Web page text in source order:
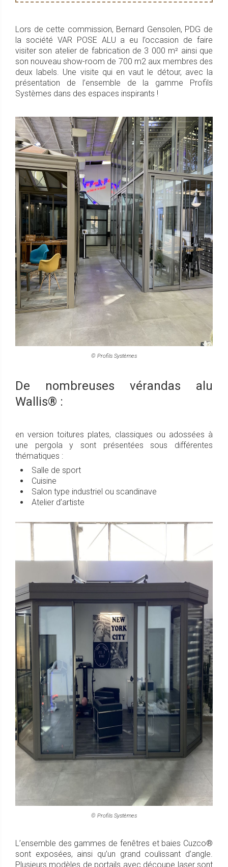
Lors de cette commission, Bernard Gensolen, PDG de
la société VAR POSE ALU a eu l’occasion de faire
visiter son atelier de fabrication de 3 000 m² ainsi que
son nouveau show-room de 700 m2 aux membres des
deux labels. Une visite qui en vaut le détour, avec la
présentation de l’ensemble de la gamme Profils
Systèmes dans des espaces inspirants !
© Profils Systèmes
De nombreuses vérandas alu
Wallis® :
en version toitures plates, classiques ou adossées à
une pergola y sont présentées sous différentes
thématiques :
Salle de sport
Cuisine
Salon type industriel ou scandinave
Atelier d’artiste
© Profils Systèmes
L’ensemble des gammes de fenêtres et baies Cuzco®
sont exposées, ainsi qu’un grand coulissant d’angle.
Plusieurs modèles de portails avec découpe laser sont